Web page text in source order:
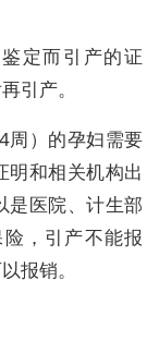
定而引产的证
引产。
周）的孕妇需要
明和相关机构出
是医院、计生部
，引产不能报
报销。